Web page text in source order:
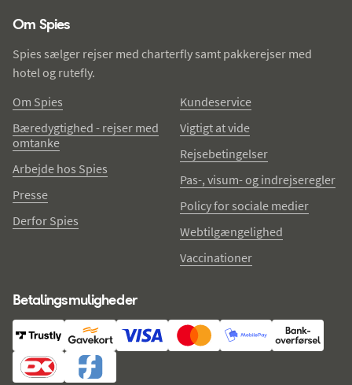
Om Spies
Spies sælger rejser med charterfly samt pakkerejser med
hotel og rutefly.
Om Spies
Bæredygtighed - rejser med
omtanke
Arbejde hos Spies
Presse
Derfor Spies
Kundeservice
Vigtigt at vide
Rejsebetingelser
Pas-, visum- og indrejseregler
Policy for sociale medier
Webtilgængelighed
Vaccinationer
Betalingsmuligheder